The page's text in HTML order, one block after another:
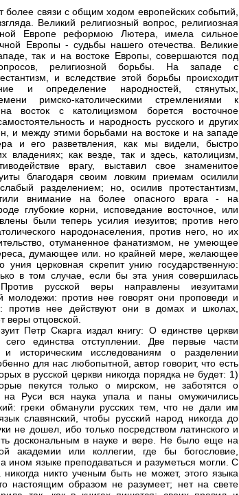
связи с общим ходом европейских событий,
Великий религиозный вопрос, религиозная
Европе реформою Лютера, имела сильное
Европы - судьбы нашего отечества. Великие
так и на востоке Европы, совершаются под
религиозной борьбы. На западе с
и вследствие этой борьбы происходит
и определение народностей, стянутых,
римско-католическими стремлениями к
восток с католицизмом борется восточное
и народность русского и других
и между этими борьбами на востоке и на западе
и его разветвления, как мы видели, быстро
владениях; как везде, так и здесь, католицизм,
врагу, выставил свое знаменитое
благодаря своим ловким приемам осилили
разделением; но, осилив протестантизм,
внимание на более опасного врага - на
глубокие корни, исповедание восточное, или
были теперь усилия иезуитов; против него
народонаселения, против него, но их
отуманенное фанатизмом, не умеющее
думающее или. но крайней мере, желающее
уния церковная скрепит унию государственную:
в том случае, если бы эта уния совершилась
русской веры направлены иезуитами
молодежи: против нее говорят они проповеди и
против нее действуют они в домах и школах,
веры отцовской.
Петр Скарга издал книгу: О единстве церкви
единства отступлении. Две первые части
и историческим исследованиям о разделении
для нас любопытной, автор говорит, что есть
в русской церкви никогда порядка не будет: 1)
пекутся только о мирском, не заботятся о
на Руси вся наука упала и паны омужичились
греки обманули русских тем, что не дали им
славянский, чтобы русский народ никогда до
не дошел, ибо только посредством латинского и
доскональным в науке и вере. Не было еще на
академии или коллегии, где бы богословие,
ином языке преподаваться и разуметься могли. С
никто ученым быть не может, этого языка
настоящим образом не разумеет; нет на свете